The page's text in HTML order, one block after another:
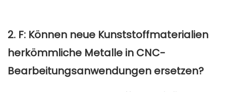
2. F: Können neue Kunststoffmaterialien
herkömmliche Metalle in CNC-
Bearbeitungsanwendungen ersetzen?